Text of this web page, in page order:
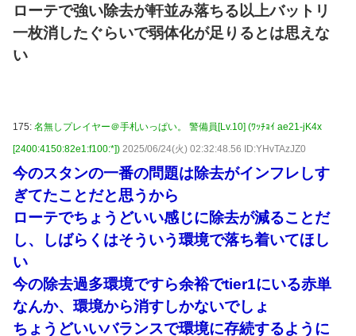
ローテで強い除去が軒並み落ちる以上バットリ
一枚消したぐらいで弱体化が足りるとは思えな
い
175: 名無しプレイヤー＠手札いっぱい。 警備員[Lv.10] (ﾜｯﾁｮｲ ae21-jK4x
[2400:4150:82e1:f100:*]) 2025/06/24(火) 02:32:48.56 ID:YHvTAzJZ0
今のスタンの一番の問題は除去がインフレしす
ぎてたことだと思うから
ローテでちょうどいい感じに除去が減ることだ
し、しばらくはそういう環境で落ち着いてほし
い
今の除去過多環境ですら余裕でtier1にいる赤単
なんか、環境から消すしかないでしょ
ちょうどいいバランスで環境に存続するように